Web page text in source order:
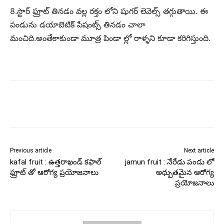
8.స్టార్ ఫ్రూట్ తినడం వల్ల రక్తం లోని షుగర్ లెవెల్స్ తగ్గుతాయి. ఈ
పండును డయాబెటిక్ పేషంట్స్ తినడం చాలా
మంచిది.అంతేకాకుండా మూత్ర పిండా ల్లో రాళ్ళని కూడా కరిగిస్తుంది.
Previous article
kafal fruit : ఉత్తరాఖండ్ కఫాల్
ఫ్రూట్ తో ఆరోగ్య ప్రయోజనాలు
Next article
jamun fruit : నేరేడు పండు లో
అధ్బుతమైన ఆరోగ్య
ప్రయోజనాలు